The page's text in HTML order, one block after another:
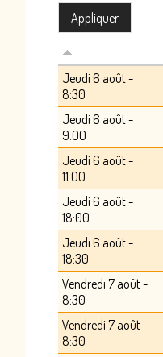
Jeudi 6 août -
8:30
Jeudi 6 août -
9:00
Jeudi 6 août -
11:00
Jeudi 6 août -
18:00
Jeudi 6 août -
18:30
Vendredi 7 août -
8:30
Vendredi 7 août -
8:30